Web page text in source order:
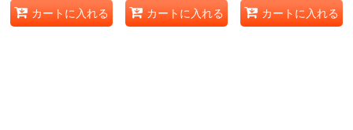
カートに入れる カートに入れる カートに入れる